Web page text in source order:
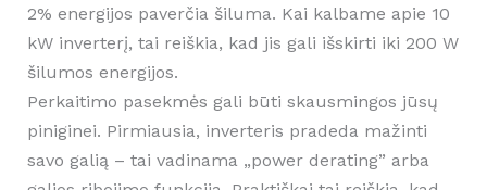
2% energijos paverčia šiluma. Kai kalbame apie 10
kW inverterį, tai reiškia, kad jis gali išskirti iki 200 W
šilumos energijos.
Perkaitimo pasekmės gali būti skausmingos jūsų
piniginei. Pirmiausia, inverteris pradeda mažinti
savo galią – tai vadinama „power derating” arba